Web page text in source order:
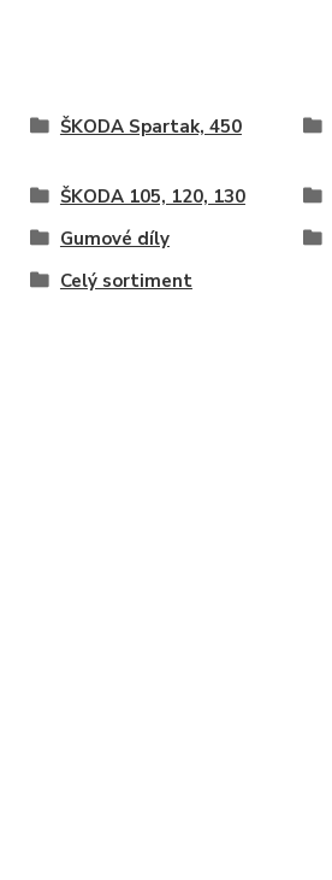
ŠKODA Spartak, 450
ŠKODA 105, 120, 130
Gumové díly
Celý sortiment